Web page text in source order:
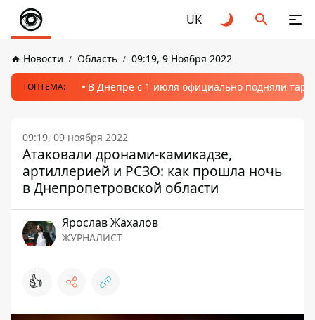
UK
Новости Область 09:19, 9 Ноября 2022
ТОПТЕМА: В Днепре с 1 июля официально подняли
09:19, 09 ноября 2022
Атаковали дронами-камикадзе,
артиллерией и РСЗО: как прошла ночь
в Днепропетровской области
Ярослав Жахалов
ЖУРНАЛИСТ
👍